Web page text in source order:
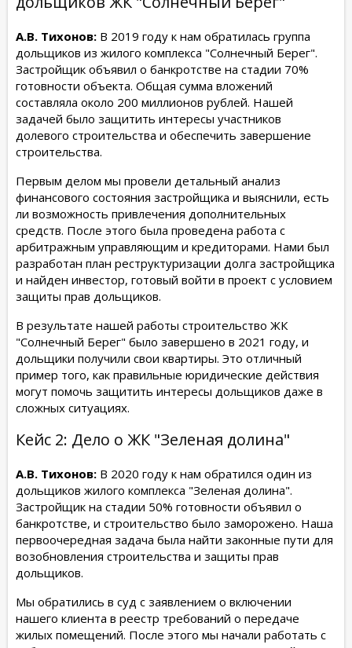
А.В. Тихонов: В 2019 году к нам обратилась группа
дольщиков из жилого комплекса "Солнечный Берег".
Застройщик объявил о банкротстве на стадии 70%
готовности объекта. Общая сумма вложений
составляла около 200 миллионов рублей. Нашей
задачей было защитить интересы участников
долевого строительства и обеспечить завершение
строительства.
Первым делом мы провели детальный анализ
финансового состояния застройщика и выяснили, есть
ли возможность привлечения дополнительных
средств. После этого была проведена работа с
арбитражным управляющим и кредиторами. Нами был
разработан план реструктуризации долга застройщика
и найден инвестор, готовый войти в проект с условием
защиты прав дольщиков.
В результате нашей работы строительство ЖК
"Солнечный Берег" было завершено в 2021 году, и
дольщики получили свои квартиры. Это отличный
пример того, как правильные юридические действия
могут помочь защитить интересы дольщиков даже в
сложных ситуациях.
Кейс 2: Дело о ЖК "Зеленая долина"
А.В. Тихонов: В 2020 году к нам обратился один из
дольщиков жилого комплекса "Зеленая долина".
Застройщик на стадии 50% готовности объявил о
банкротстве, и строительство было заморожено. Наша
первоочередная задача была найти законные пути для
возобновления строительства и защиты прав
дольщиков.
Мы обратились в суд с заявлением о включении
нашего клиента в реестр требований о передаче
жилых помещений. После этого мы начали работать с